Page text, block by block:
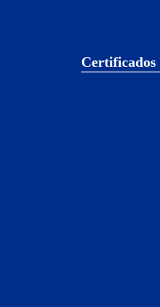
Certificados